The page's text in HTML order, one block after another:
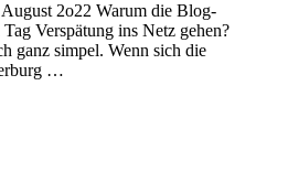
2o22 Warum die Blog-
Verspätung ins Netz gehen?
ganz simpel. Wenn sich die
…